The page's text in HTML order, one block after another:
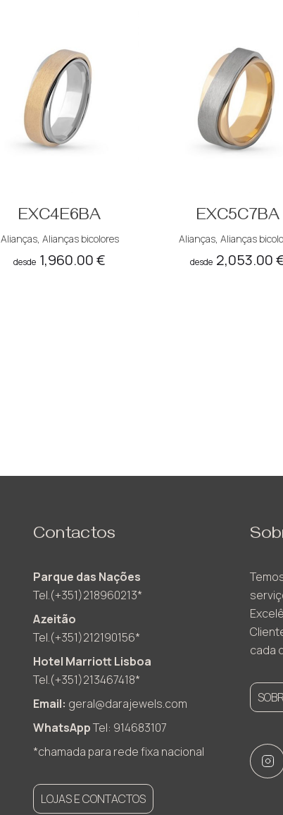
EXC4E6BA
Alianças, Alianças bicolores
desde 1,960.00€
EXC5C7BA
Alianças, Alianças
desde 2,053.00
Contactos
Parque das Nações
Tel.(+351)218960213*
Azeitão
Tel.(+351)212190156*
Hotel Marriott Lisboa
Tel.(+351)213467418*
Email: geral@darajewels.com
WhatsAppTel: 914683107
*chamada para rede fixa nacional
LOJAS E CONTACTOS
cada